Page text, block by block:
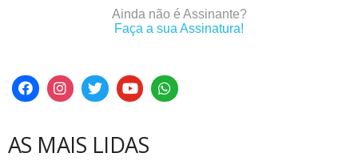
Ainda não é Assinante?
Faça a sua Assinatura!
AS MAIS LIDAS